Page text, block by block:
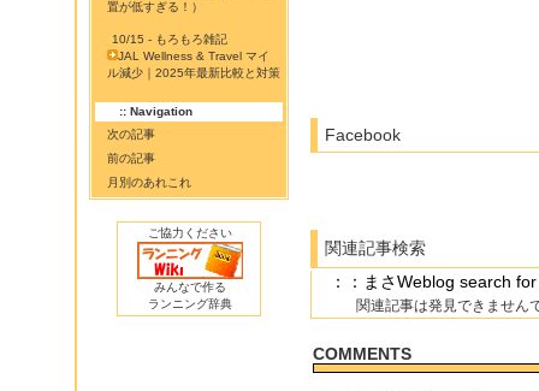
置が低すぎる！）
10/15 - もろもろ雑記
JAL Wellness & Travel マイ
ル減少｜2025年最新比較と対策
:: Navigation
次の記事
前の記事
月別のあれこれ
ご協力ください
みんなで作る
ランニング辞典
Facebook
関連記事検索
：：まさWeblog search
関連記事は発見できません
COMMENTS